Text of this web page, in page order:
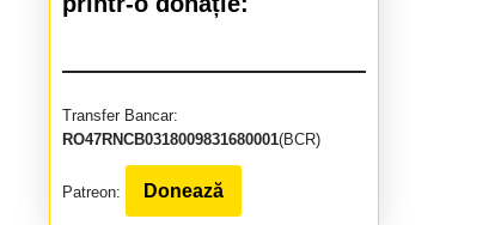
Transfer Bancar:
RO47RNCB0318009831680001(BCR)
Patreon: Donează